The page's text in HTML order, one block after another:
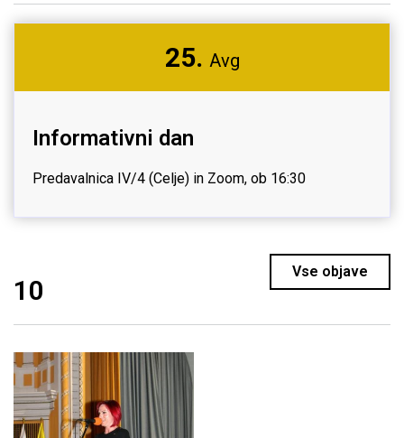
25. Avg
Informativni dan
Predavalnica IV/4 (Celje) in Zoom, ob 16:30
Vse objave
10